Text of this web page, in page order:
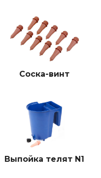
Соска-винт
Выпойка телят N1